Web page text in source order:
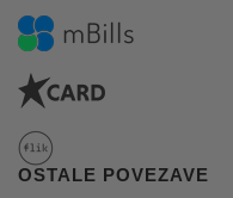
OSTALE POVEZAVE